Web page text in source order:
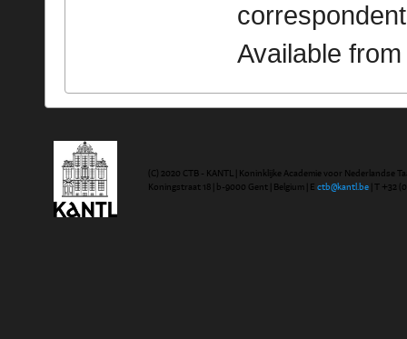
Available
(C) 2020 CTB - KANTL | Koninklijke Academie voor Nederlandse
Koningstraat 18 | b-9000 Gent | Belgium | E ctb@kantl.be | T +32